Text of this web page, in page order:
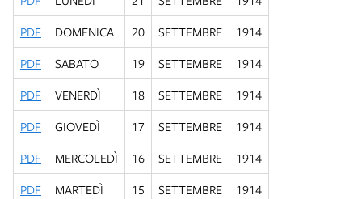
PDF
DOMENICA 20 SETTEMBRE
1914
PDF
SABATO 19 SETTEMBRE
1914
PDF
VENERDÌ 18 SETTEMBRE
1914
PDF
GIOVEDÌ 17 SETTEMBRE
1914
PDF
MERCOLEDÌ 16 SETTEMBRE
1914
PDF
MARTEDÌ 15 SETTEMBRE
1914